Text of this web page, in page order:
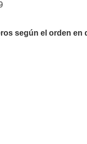
según el orden en